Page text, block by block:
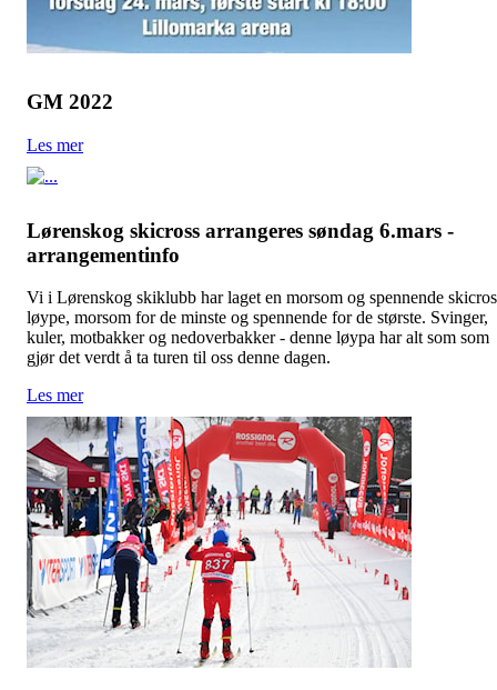
GM 2022
Les mer
Lørenskog skicross arrangeres søndag 6.mars -
arrangementinfo
Vi i Lørenskog skiklubb har laget en morsom og spennende
løype, morsom for de minste og spennende for de største. Svinger,
kuler, motbakker og nedoverbakker - denne løypa har alt som som
gjør det verdt å ta turen til oss denne dagen.
Les mer